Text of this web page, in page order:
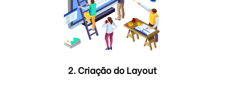
2. Criação do Layout